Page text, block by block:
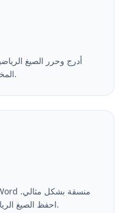
أدرج وحرر الصيغ
المختلفة ودمجها بسلاسة في مستنداتك.
احفظ الصيغ الرياضية والجداول وهيكل المستند بدقة.